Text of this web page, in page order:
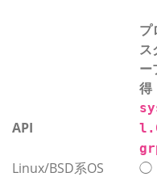
プ
ス
ー
得
API
Linux/BSD系OS ◯